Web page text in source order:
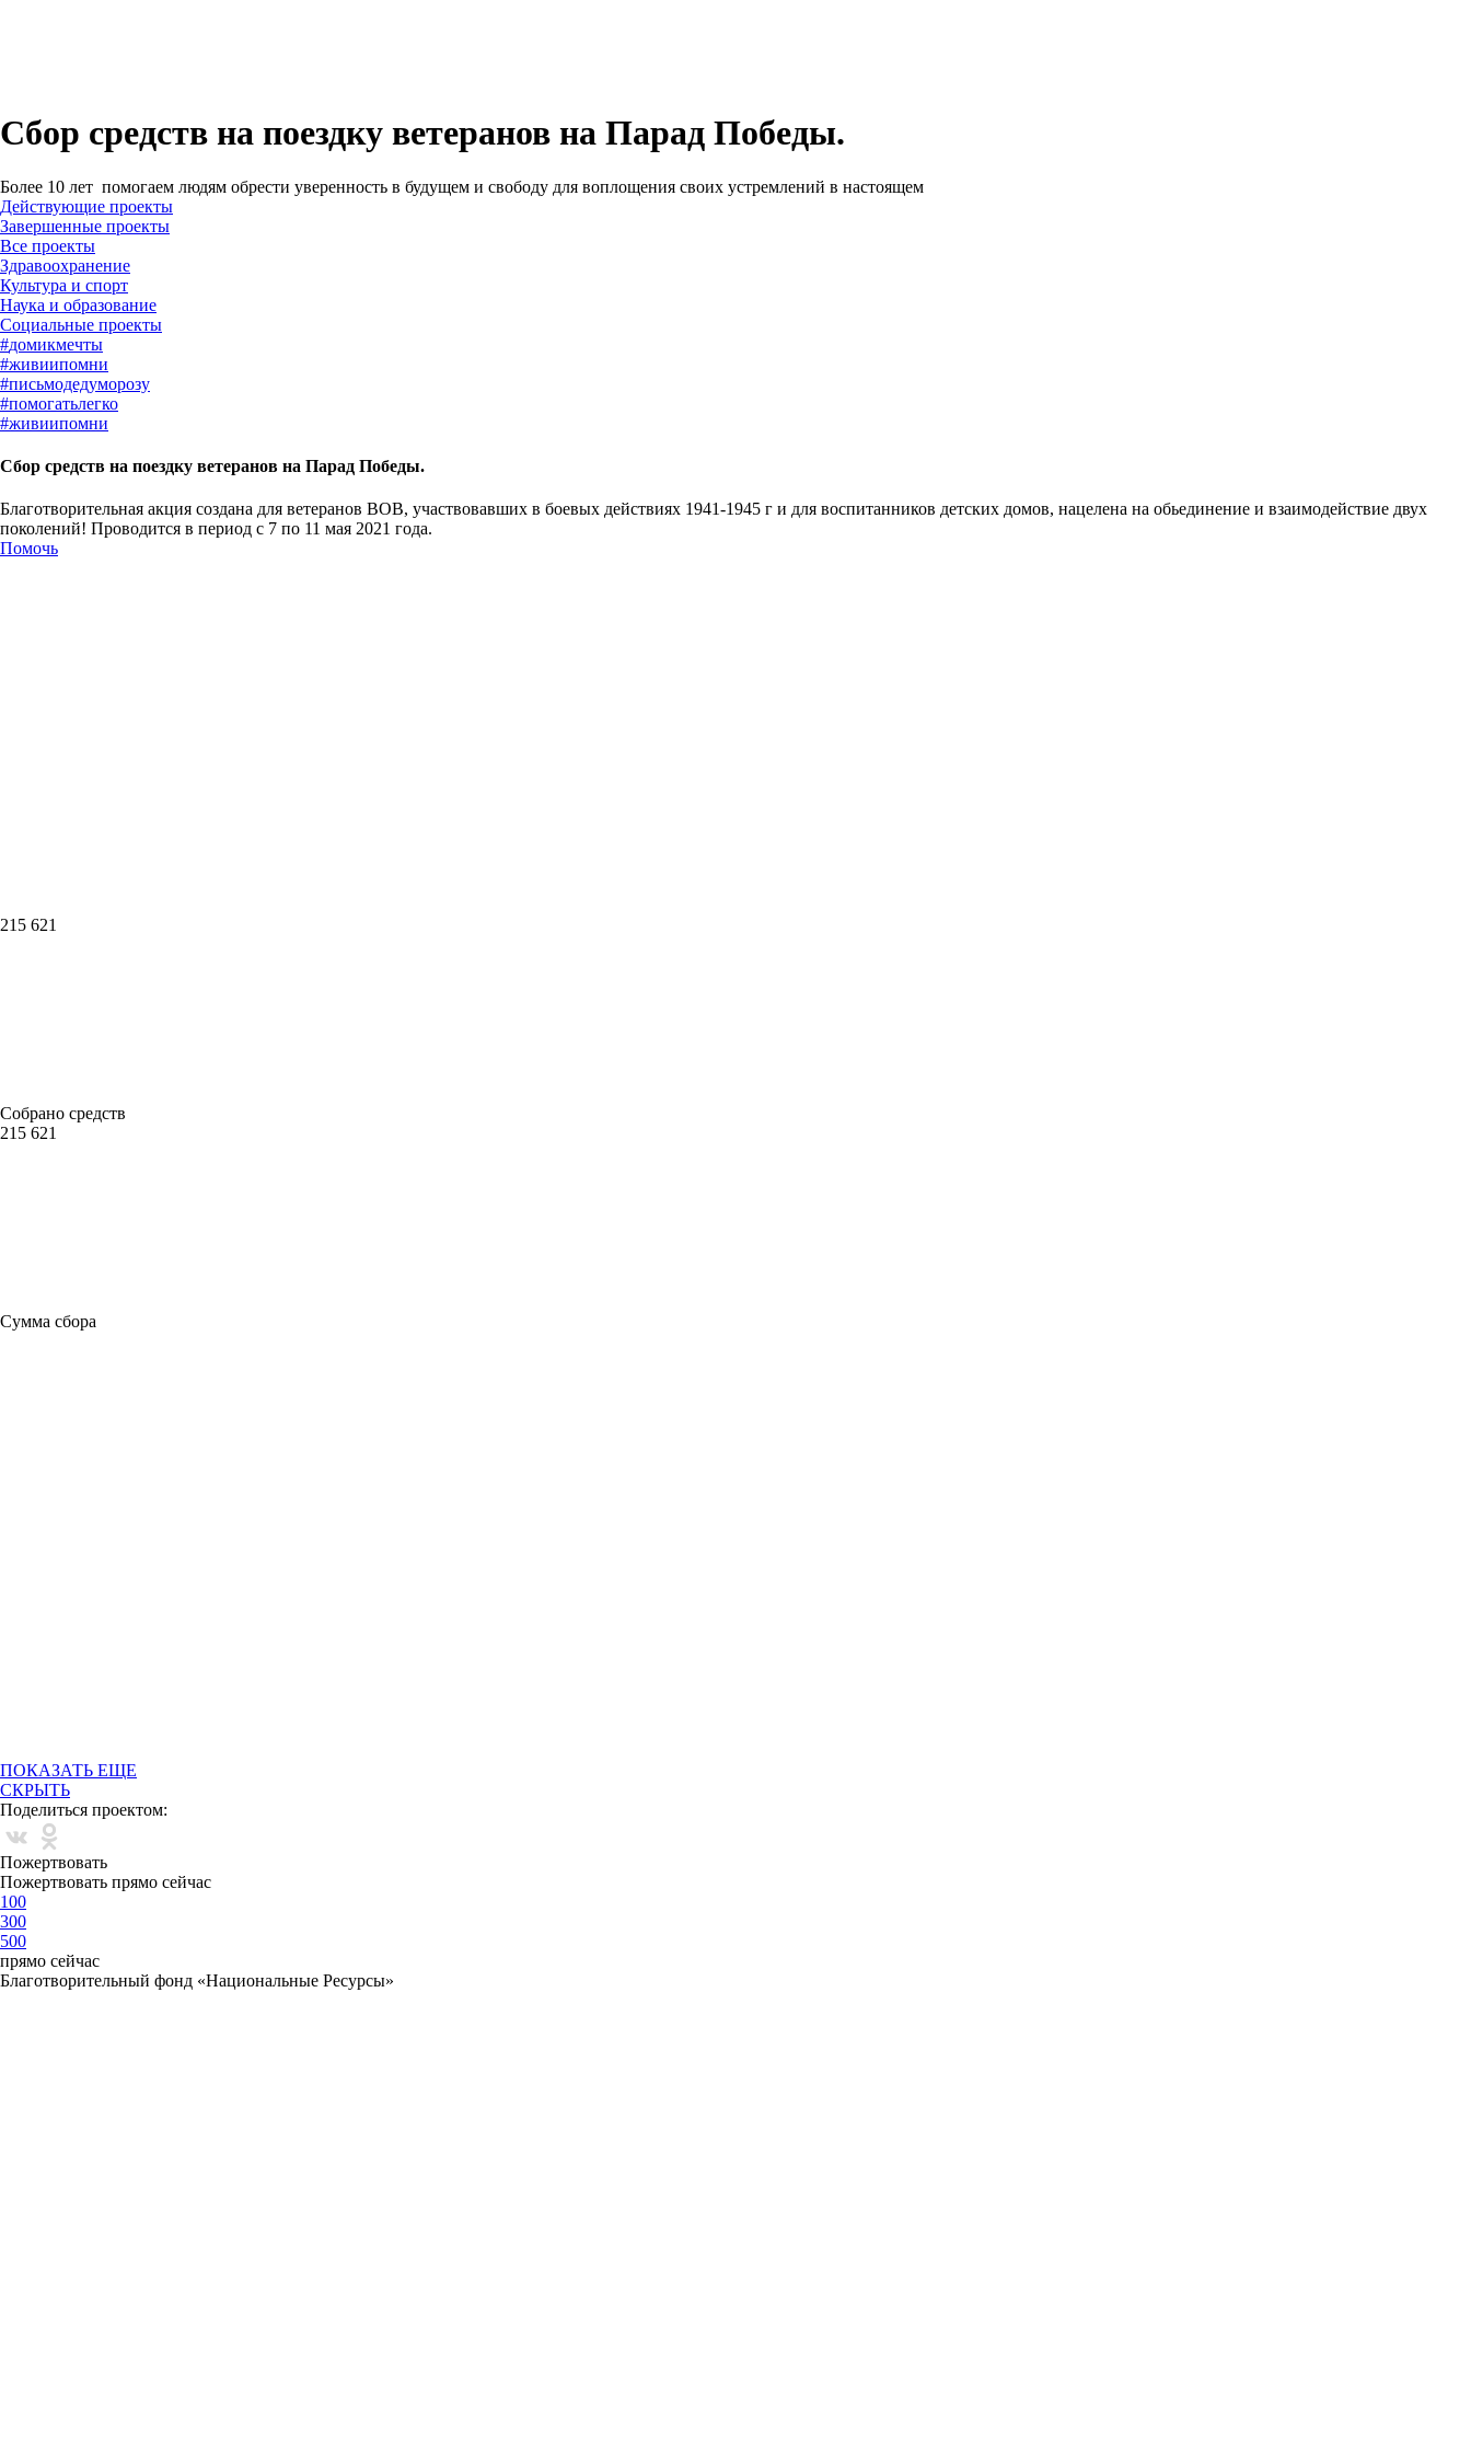
Сбор средств на поездку ветеранов на Парад Победы.
Более 10 лет помогаем людям обрести уверенность в будущем и свободу для воплощения своих устремлений в настоящем
Действующие проекты
Завершенные проекты
#домикмечты
#живиипомни
#письмодедуморозу
#помогатьлегко
#живиипомни
Сбор средств на поездку ветеранов на Парад Победы.
Благотворительная акция создана для ветеранов ВОВ, участвовавших в боевых действиях 1941-1945 г и для воспитанников детских домов, нацелена на обьединение и взаимодействие двух
поколений! Проводится в период с 7 по 11 мая 2021 года.
Помочь
215 621
Собрано средств
215 621
Сумма сбора
ПОКАЗАТЬ ЕЩЕ
СКРЫТЬ
Поделиться проектом:
Пожертвовать
Пожертвовать прямо сейчас
100
300
500
прямо сейчас
Благотворительный фонд «Национальные Ресурсы»